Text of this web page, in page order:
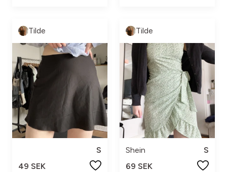
Tilde
S
49 SEK
Tilde
Shein
S
69 SEK